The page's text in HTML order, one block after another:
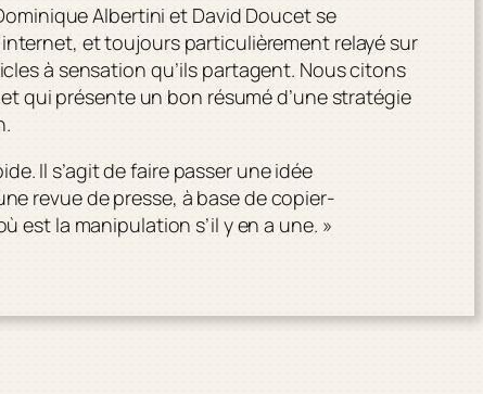
Albertini et David Doucet se
et toujours particulièrement relayé sur
à sensation qu’ils partagent. Nous citons
qui présente un bon résumé d’une stratégie
.
Il s’agit de faire passer une idée
revue de presse, à base de copier-
est la manipulation s’il y en a une. »